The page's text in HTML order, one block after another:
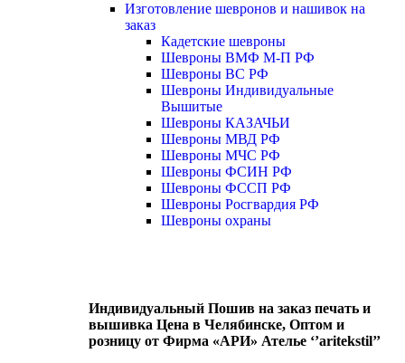
Изготовление шевронов и нашивок на
заказ
Кадетские шевроны
Шевроны ВМФ М-П РФ
Шевроны ВС РФ
Шевроны Индивидуальные
Вышитые
Шевроны КАЗАЧЬИ
Шевроны МВД РФ
Шевроны МЧС РФ
Шевроны ФСИН РФ
Шевроны ФССП РФ
Шевроны Росгвардия РФ
Шевроны охраны
Индивидуальный Пошив на заказ печать и
вышивка Цена в Челябинске, Оптом и
розницу от Фирма «АРИ» Ателье ‘’aritekstil’’